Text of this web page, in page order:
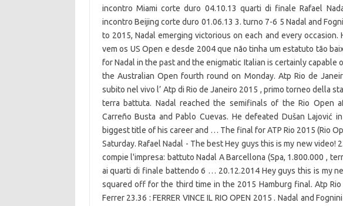
incontro Miami corte duro 04.10.13 quarti di finale Rafael
incontro Beijing corte duro 01.06.13 3. turno 7-6 5 Nadal and
to 2015, Nadal emerging victorious on each and every occasion.
vem os US Open e desde 2004 que não tinha um estatuto tão
for Nadal in the past and the enigmatic Italian is certainly capable
the Australian Open fourth round on Monday. Atp Rio de
subito nel vivo l’ Atp di Rio de Janeiro 2015 , primo torneo della
terra battuta. Nadal reached the semifinals of the Rio Open
Carreño Busta and Pablo Cuevas. He defeated Dušan
biggest title of his career and … The final for ATP Rio 2015 (Rio
Saturday. Rafael Nadal - The best Hey guys this is my new video!
compie l'impresa: battuto Nadal A Barcellona (Spa, 1.800.000 ,
ai quarti di finale battendo 6 … 20.12.2014 Hey guys this is my
squared off for the third time in the 2015 Hamburg final. Atp
Ferrer 23.36 : FERRER VINCE IL RIO OPEN 2015 . Nadal and